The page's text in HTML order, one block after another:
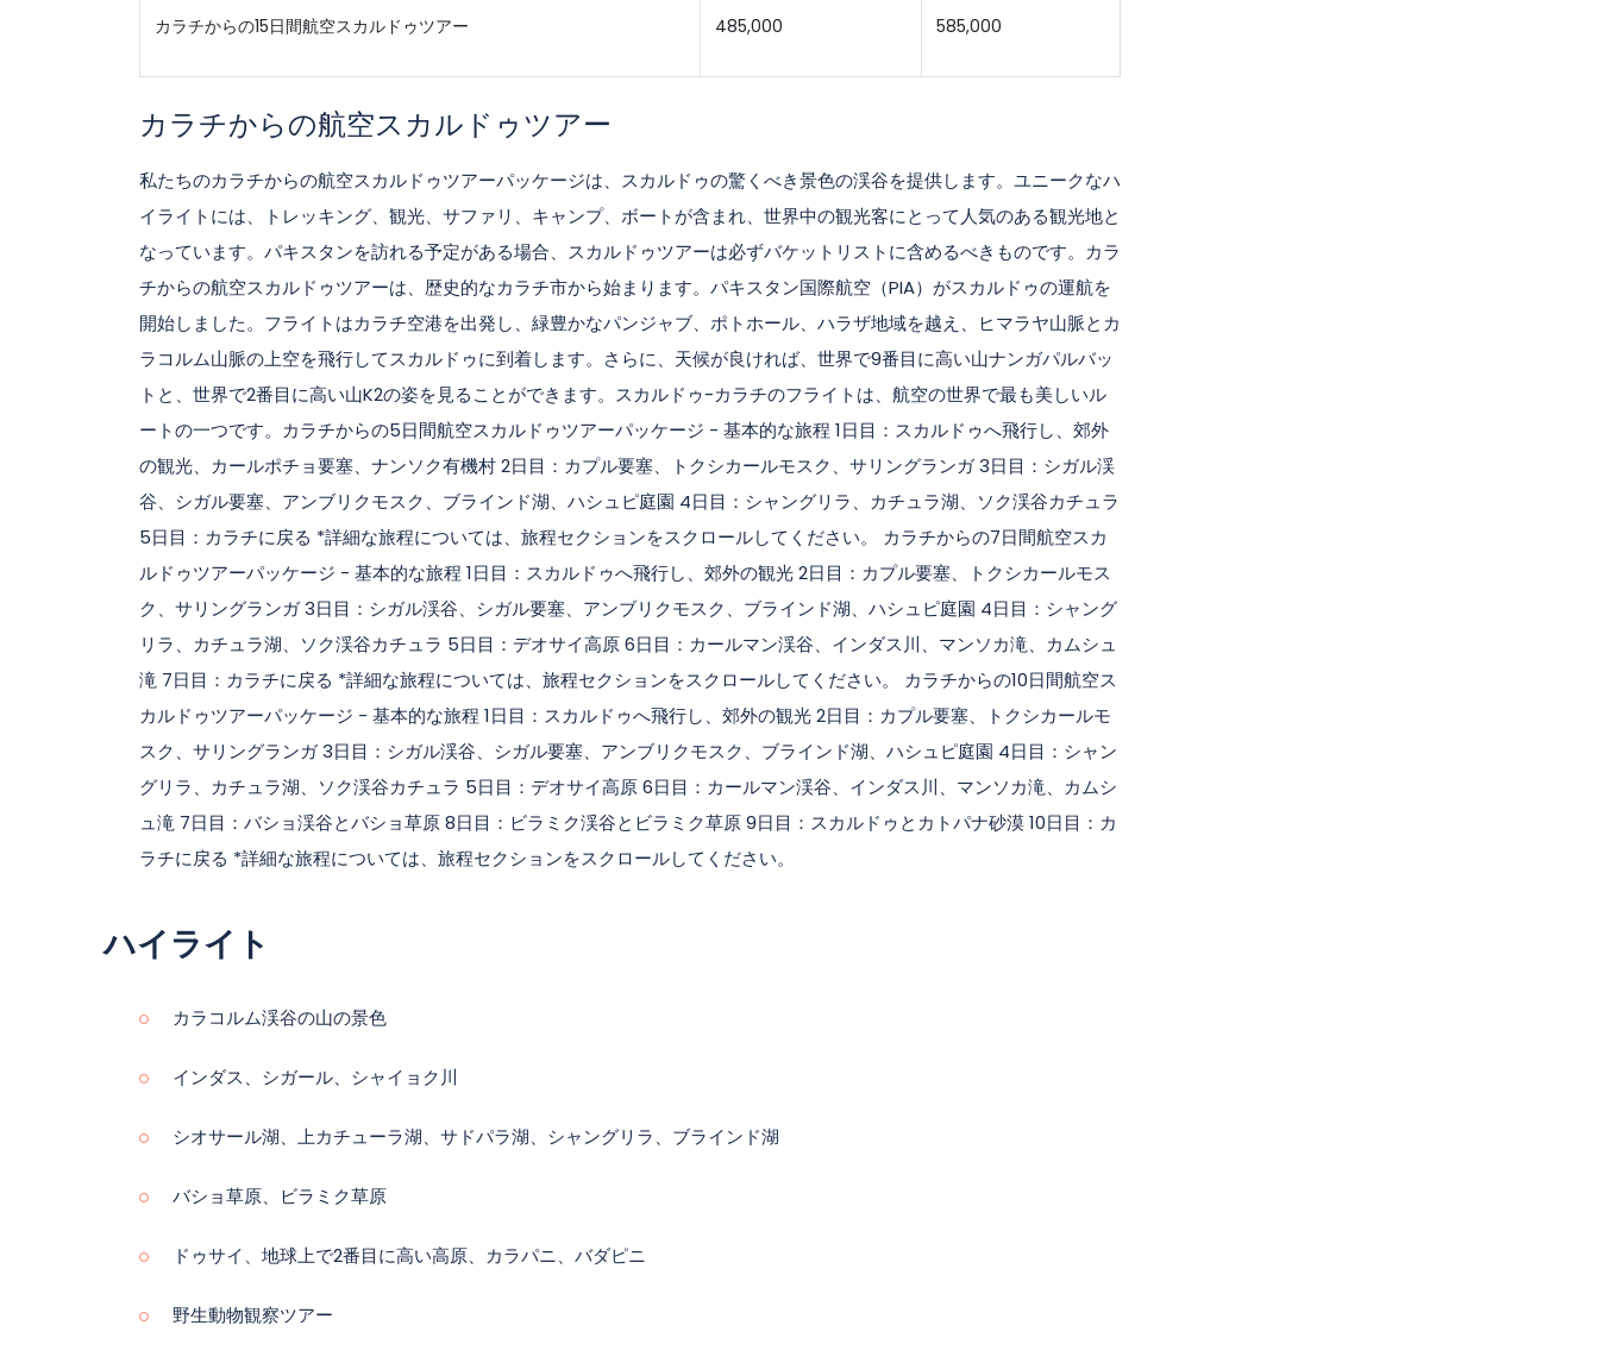
カラチからの15日間航空スカルドゥツアー 485,000 585,000
カラチからの航空スカルドゥツアー
私たちのカラチからの航空スカルドゥツアーパッケージは、スカルドゥの驚くべき景色の渓谷を提供します。ユニークなハ
イライトには、トレッキング、観光、サファリ、キャンプ、ボートが含まれ、世界中の観光客にとって人気のある観光地と
なっています。パキスタンを訪れる予定がある場合、スカルドゥツアーは必ずバケットリストに含めるべきものです。カラ
チからの航空スカルドゥツアーは、歴史的なカラチ市から始まります。パキスタン国際航空（PIA）がスカルドゥの運航を
開始しました。フライトはカラチ空港を出発し、緑豊かなパンジャブ、ポトホール、ハラザ地域を越え、ヒマラヤ山脈とカ
ラコルム山脈の上空を飛行してスカルドゥに到着します。さらに、天候が良ければ、世界で9番目に高い山ナンガパルバッ
トと、世界で2番目に高い山K2の姿を見ることができます。スカルドゥ-カラチのフライトは、航空の世界で最も美しいル
ートの一つです。カラチからの5日間航空スカルドゥツアーパッケージ - 基本的な旅程 1日目：スカルドゥへ飛行し、郊外
の観光、カールポチョ要塞、ナンソク有機村 2日目：カプル要塞、トクシカールモスク、サリングランガ 3日目：シガル渓
谷、シガル要塞、アンブリクモスク、ブラインド湖、ハシュピ庭園 4日目：シャングリラ、カチュラ湖、ソク渓谷カチュラ
5日目：カラチに戻る *詳細な旅程については、旅程セクションをスクロールしてください。 カラチからの7日間航空スカ
ルドゥツアーパッケージ - 基本的な旅程 1日目：スカルドゥへ飛行し、郊外の観光 2日目：カプル要塞、トクシカールモス
ク、サリングランガ 3日目：シガル渓谷、シガル要塞、アンブリクモスク、ブラインド湖、ハシュピ庭園 4日目：シャング
リラ、カチュラ湖、ソク渓谷カチュラ 5日目：デオサイ高原 6日目：カールマン渓谷、インダス川、マンソカ滝、カムシュ
滝 7日目：カラチに戻る *詳細な旅程については、旅程セクションをスクロールしてください。 カラチからの10日間航空ス
カルドゥツアーパッケージ - 基本的な旅程 1日目：スカルドゥへ飛行し、郊外の観光 2日目：カプル要塞、トクシカールモ
スク、サリングランガ 3日目：シガル渓谷、シガル要塞、アンブリクモスク、ブラインド湖、ハシュピ庭園 4日目：シャン
グリラ、カチュラ湖、ソク渓谷カチュラ 5日目：デオサイ高原 6日目：カールマン渓谷、インダス川、マンソカ滝、カムシ
ュ滝 7日目：バショ渓谷とバショ草原 8日目：ビラミク渓谷とビラミク草原 9日目：スカルドゥとカトパナ砂漠 10日目：カ
ラチに戻る *詳細な旅程については、旅程セクションをスクロールしてください。
ハイライト
カラコルム渓谷の山の景色
インダス、シガール、シャイョク川
シオサール湖、上カチューラ湖、サドパラ湖、シャングリラ、ブラインド湖
バショ草原、ビラミク草原
ドゥサイ、地球上で2番目に高い高原、カラパニ、バダピニ
野生動物観察ツアー